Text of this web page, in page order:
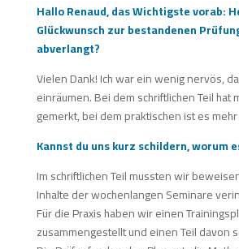
Hallo Renaud, das Wichtigste vorab:
Glückwunsch zur bestandenen
abverlangt?
Vielen Dank! Ich war ein wenig nervös,
einräumen. Bei dem schriftlichen Teil hat
gemerkt, bei dem praktischen ist es
Kannst du uns kurz schildern, worum
Im schriftlichen Teil mussten wir
Inhalte der wochenlangen Seminare
Für die Praxis haben wir einen
zusammengestellt und einen Teil davon